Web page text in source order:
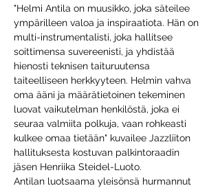
"Helmi Antila on muusikko, joka säteilee
ympärilleen valoa ja inspiraatiota. Hän on
multi-instrumentalisti, joka hallitsee
soittimensa suvereenisti, ja yhdistää
hienosti teknisen taituruutensa
taiteelliseen herkkyyteen. Helmin vahva
oma ääni ja määrätietoinen tekeminen
luovat vaikutelman henkilöstä, joka ei
seuraa valmiita polkuja, vaan rohkeasti
kulkee omaa tietään" kuvailee Jazzliiton
hallituksesta kostuvan palkintoraadin
jäsen Henriika Steidel-Luoto.
Antilan luotsaama yleisönsä hurmannut